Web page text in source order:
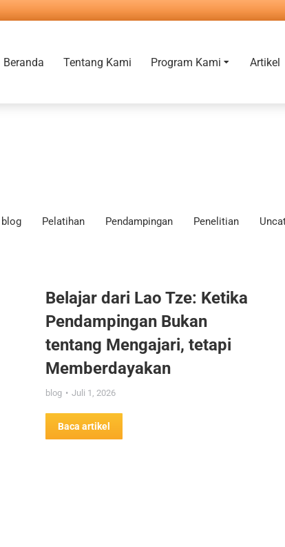
Beranda Tentang Kami Program Kami Artikel
blog Pelatihan Pendampingan Penelitian
Belajar dari Lao Tze: Ketika
Pendampingan Bukan
tentang Mengajari, tetapi
Memberdayakan
blog Juli 1, 2026
Baca artikel